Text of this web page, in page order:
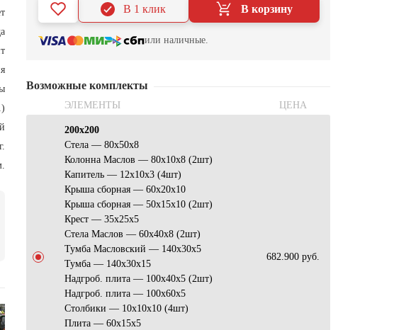
В корзину
В 1 клик
или наличные.
Возможные комплекты
ЭЛЕМЕНТЫ ЦЕНА
200х200
Стела — 80x50x8
Колонна Маслов — 80х10х8 (2шт)
Капитель — 12х10х3 (4шт)
Крыша сборная — 60х20х10
Крыша сборная — 50х15х10 (2шт)
Крест — 35x25x5
Стела Маслов — 60x40x8 (2шт)
Тумба Масловский — 140x30x5
Тумба — 140x30x15
Надгроб. плита — 100x40x5 (2шт)
Надгроб. плита — 100х60х5
Столбики — 10х10х10 (4шт)
Плита — 60х15х5
682.900 руб.